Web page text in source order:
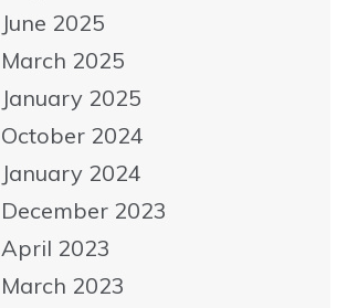
June 2025
March 2025
January 2025
October 2024
January 2024
December 2023
April 2023
March 2023